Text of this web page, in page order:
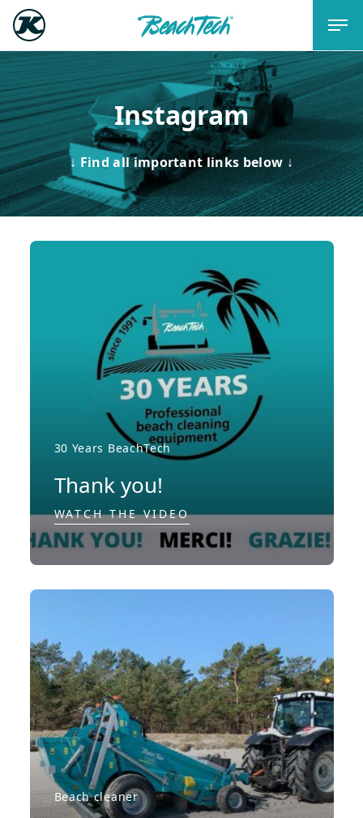
Instagram
↓ Find all important links below ↓
30 Years BeachTech
Thank you!
WATCH THE VIDEO
Beach cleaner